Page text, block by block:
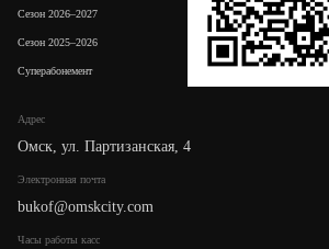
Адрес
Омск, ул. Партизанская, 4
Электронная почта
bukof@omskcity.com
Часы работы касс
Сезон 2026–2027
Сезон 2025–2026
Суперабонемент